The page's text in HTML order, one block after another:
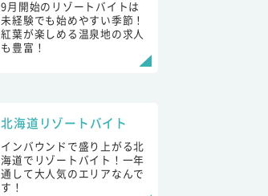
9月開始のリゾートバイトは
未経験でも始めやすい季節！
紅葉が楽しめる温泉地の求人
も豊富！
北海道リゾートバイト
インバウンドで盛り上がる北
海道でリゾートバイト！一年
通して大人気のエリアなんで
す！